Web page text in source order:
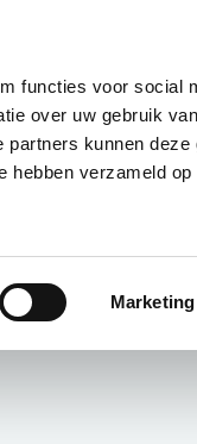
functies voor social
over uw gebruik
kunnen deze
hebben verzameld
Marketing
aanmelden
ons